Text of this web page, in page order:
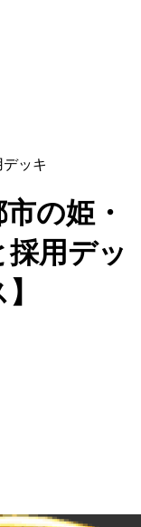
ッキ
の姫・
用デッ